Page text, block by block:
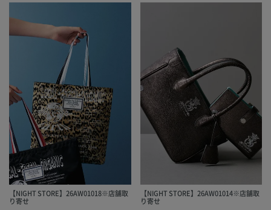
【NIGHT STORE】26AW01018※店舗取
り寄せ
【NIGHT STORE】26AW01014※店舗取
り寄せ